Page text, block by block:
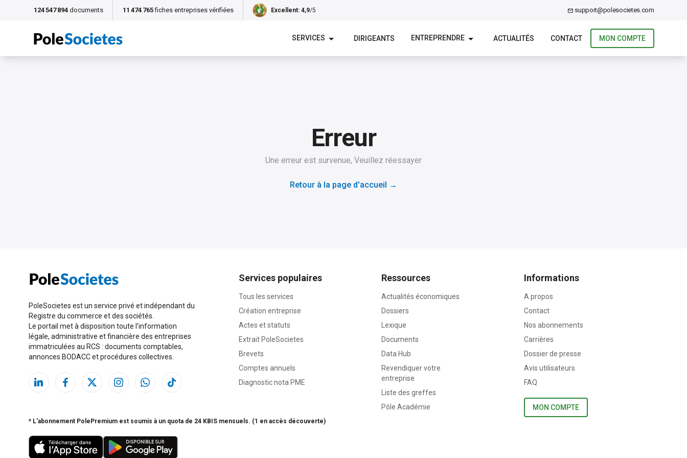
124 547 894 documents 11 474 765 fiches entreprises vérifiées Excellent: 4,9/5 support@polesocietes.com
SERVICES DIRIGEANTS ENTREPRENDRE ACTUALITÉS CONTACT MON COMPTE
Erreur
Une erreur est survenue, Veuillez réessayer
Retour à la page d'accueil →
PoleSocietes est un service privé et indépendant du
Registre du commerce et des sociétés.
Le portail met à disposition toute l'information
légale, administrative et financière des entreprises
immatriculées au RCS : documents comptables,
annonces BODACC et procédures collectives.
Services populaires
Tous les services
Création entreprise
Actes et statuts
Extrait PoleSocietes
Brevets
Comptes annuels
Diagnostic nota PME
Ressources
Actualités économiques
Dossiers
Lexique
Documents
Data Hub
Revendiquer votre
entreprise
Liste des greffes
Pôle Académie
Informations
A propos
Contact
Nos abonnements
Carrières
Dossier de presse
Avis utilisateurs
FAQ
MON COMPTE
* L'abonnement PolePremium est soumis à un quota de 24 KBIS mensuels. (1 en accès découverte)